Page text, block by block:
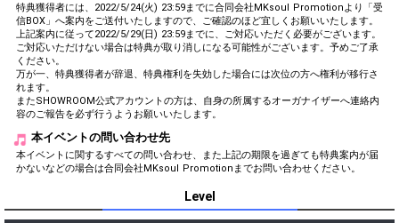
特典獲得者には、2022/5/24(火) 23:59までに合同会社MKsoul Promotionより「受
信BOX」へ案内をご送付いたしますので、ご確認のほど宜しくお願いいたします。
上記案内に従って2022/5/29(日) 23:59までに、ご対応いただく必要がございます。
ご対応いただけない場合は特典が取り消しになる可能性がございます。予めご了承
ください。
万が一、特典獲得者が辞退、特典権利を失効した場合には次位の方へ権利が移行さ
れます。
またSHOWROOM公式アカウントの方は、自身の所属するオーガナイザーへ連絡内
容のご報告を必ず行うようお願いいたします。
本イベントの問い合わせ先
本イベントに関するすべての問い合わせ、また上記の期限を過ぎても特典案内が届
かないなどの場合は合同会社MKsoul Promotionまでお問い合わせください。
Level